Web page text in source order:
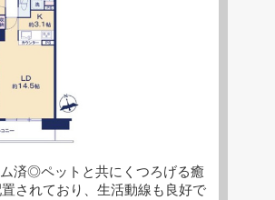
済◎ペットと共にくつろげる癒
されており、生活動線も良好で